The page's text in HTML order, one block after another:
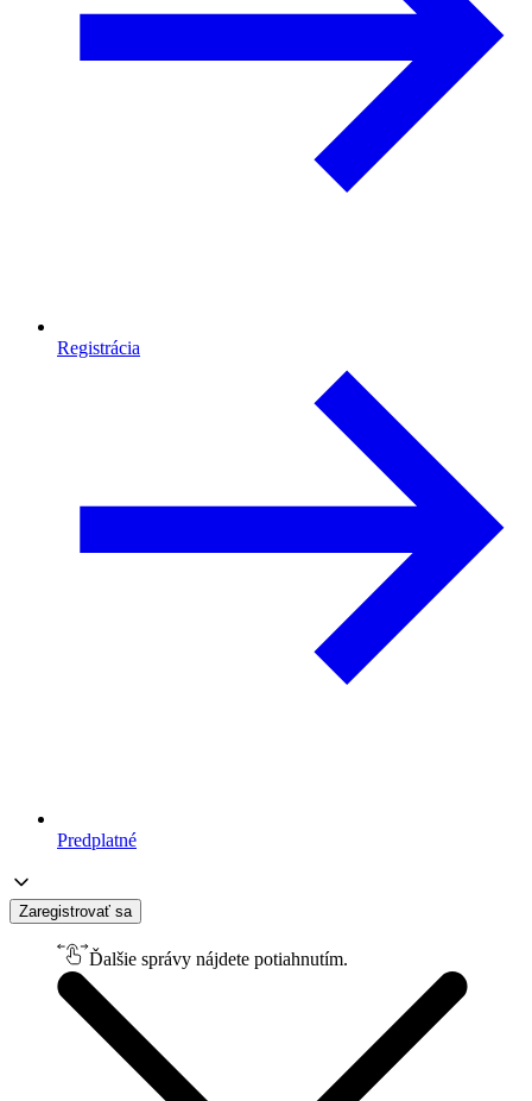
Registrácia
Predplatné
Zaregistrovať sa
Ďalšie správy nájdete potiahnutím.